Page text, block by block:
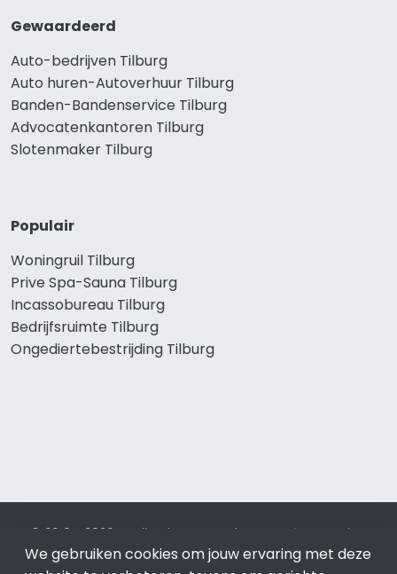
Gewaardeerd
Auto-bedrijven Tilburg
Auto huren-Autoverhuur Tilburg
Banden-Bandenservice Tilburg
Advocatenkantoren Tilburg
Slotenmaker Tilburg
Populair
Woningruil Tilburg
Prive Spa-Sauna Tilburg
Incassobureau Tilburg
Bedrijfsruimte Tilburg
Ongediertebestrijding Tilburg
© 2019 - 2026 Realisatie en SEO door SEO-bureau
Lion
Internet. Betaal alleen voor bewezen resultaten?SEO
We gebruiken cookies om jouw ervaring met deze